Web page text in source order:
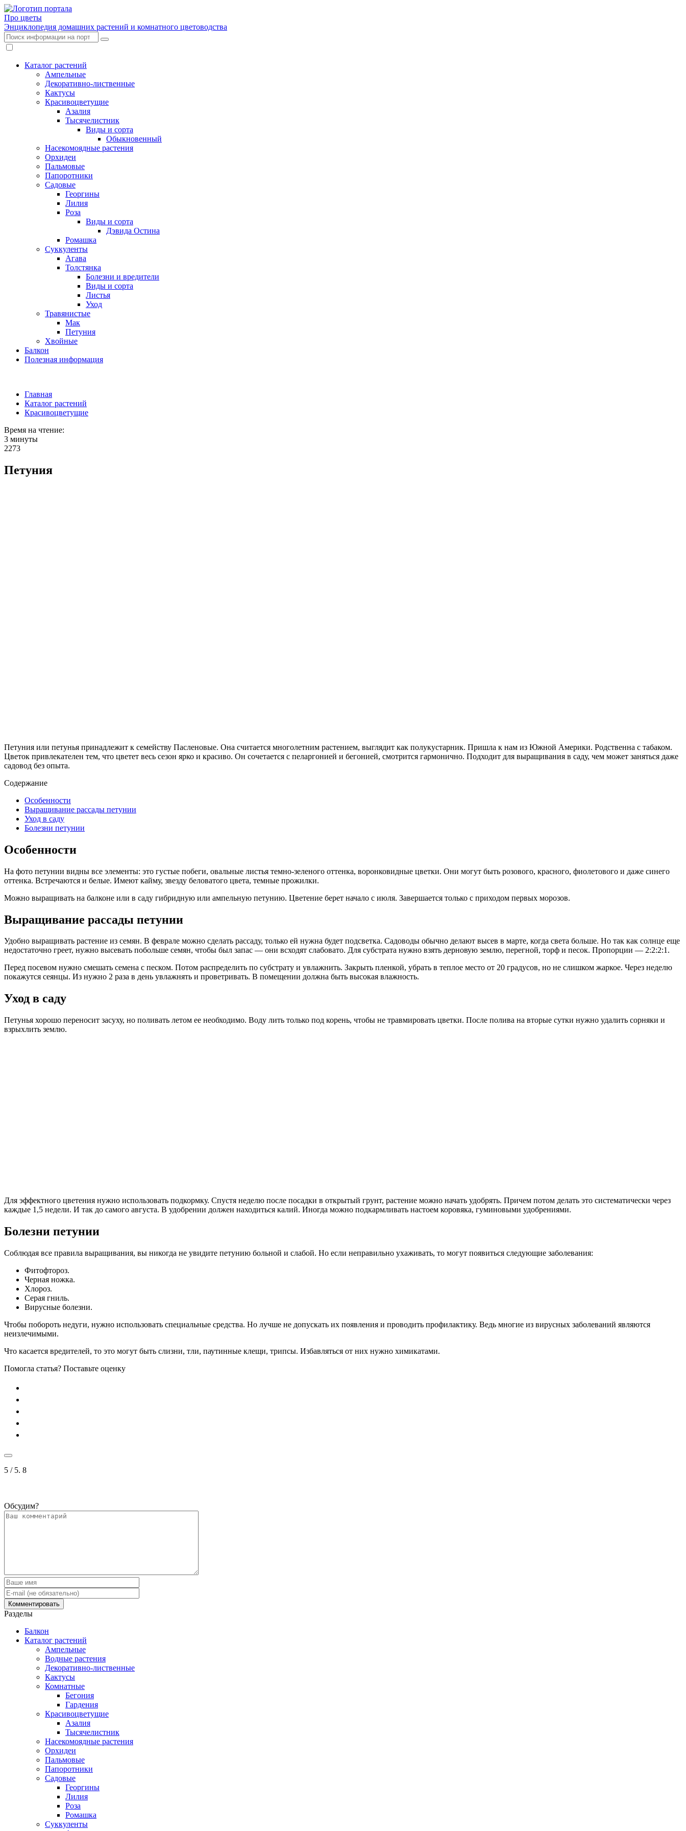
Про цветы
Энциклопедия домашних растений и комнатного цветоводства
Каталог растений
Ампельные
Декоративно-лиственные
Кактусы
Красивоцветущие
Азалия
Тысячелистник
Виды и сорта
Обыкновенный
Насекомоядные растения
Орхидеи
Пальмовые
Папоротники
Садовые
Георгины
Лилия
Роза
Виды и сорта
Дэвида Остина
Ромашка
Суккуленты
Агава
Толстянка
Болезни и вредители
Виды и сорта
Листья
Уход
Травянистые
Мак
Петуния
Хвойные
Балкон
Полезная информация
Главная
Каталог растений
Красивоцветущие
Время на чтение:
3 минуты
2273
Петуния
Петуния или петунья принадлежит к семейству Пасленовые. Она считается многолетним растением, выглядит как полукустарник. Пришла к нам из Южной Америки. Родственна с табаком.
Цветок привлекателен тем, что цветет весь сезон ярко и красиво. Он сочетается с пеларгонией и бегонией, смотрится гармонично. Подходит для выращивания в саду, чем может заняться даже
садовод без опыта.
Содержание
Особенности
Выращивание рассады петунии
Уход в саду
Болезни петунии
Особенности
На фото петунии видны все элементы: это густые побеги, овальные листья темно-зеленого оттенка, воронковидные цветки. Они могут быть розового, красного, фиолетового и даже синего
оттенка. Встречаются и белые. Имеют кайму, звезду беловатого цвета, темные прожилки.
Можно выращивать на балконе или в саду гибридную или ампельную петунию. Цветение берет начало с июля. Завершается только с приходом первых морозов.
Выращивание рассады петунии
Удобно выращивать растение из семян. В феврале можно сделать рассаду, только ей нужна будет подсветка. Садоводы обычно делают высев в марте, когда света больше. Но так как солнце еще
недостаточно греет, нужно высевать побольше семян, чтобы был запас — они всходят слабовато. Для субстрата нужно взять дерновую землю, перегной, торф и песок. Пропорции — 2:2:2:1.
Перед посевом нужно смешать семена с песком. Потом распределить по субстрату и увлажнить. Закрыть пленкой, убрать в теплое место от 20 градусов, но не слишком жаркое. Через неделю
покажутся сеянцы. Из нужно 2 раза в день увлажнять и проветривать. В помещении должна быть высокая влажность.
Уход в саду
Петунья хорошо переносит засуху, но поливать летом ее необходимо. Воду лить только под корень, чтобы не травмировать цветки. После полива на вторые сутки нужно удалить сорняки и
взрыхлить землю.
Для эффектного цветения нужно использовать подкормку. Спустя неделю после посадки в открытый грунт, растение можно начать удобрять. Причем потом делать это систематически через
каждые 1,5 недели. И так до самого августа. В удобрении должен находиться калий. Иногда можно подкармливать настоем коровяка, гуминовыми удобрениями.
Болезни петунии
Соблюдая все правила выращивания, вы никогда не увидите петунию больной и слабой. Но если неправильно ухаживать, то могут появиться следующие заболевания:
Фитофтороз.
Черная ножка.
Хлороз.
Серая гниль.
Вирусные болезни.
Чтобы побороть недуги, нужно использовать специальные средства. Но лучше не допускать их появления и проводить профилактику. Ведь многие из вирусных заболеваний являются
неизлечимыми.
Что касается вредителей, то это могут быть слизни, тли, паутинные клещи, трипсы. Избавляться от них нужно химикатами.
Помогла статья? Поставьте оценку
5 / 5. 8
Обсудим?
Разделы
Балкон
Каталог растений
Ампельные
Водные растения
Декоративно-лиственные
Кактусы
Комнатные
Бегония
Гардения
Красивоцветущие
Азалия
Тысячелистник
Насекомоядные растения
Орхидеи
Пальмовые
Папоротники
Садовые
Георгины
Лилия
Роза
Ромашка
Суккуленты